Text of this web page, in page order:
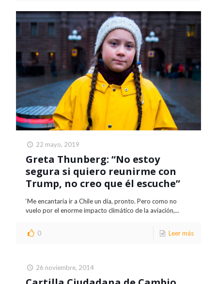
22 mayo, 2019
Greta Thunberg: “No estoy
segura si quiero reunirme con
Trump, no creo que él escuche”
‘Me encantaría ir a Chile un día, pronto. Pero como no
vuelo por el enorme impacto climático de la aviación,...
0 Leer más
26 noviembre, 2014